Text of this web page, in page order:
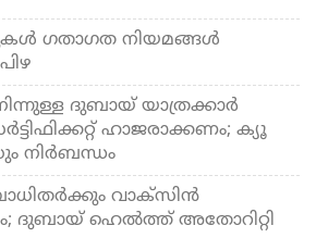
ഗതാഗത നിയമങ്ങള്‍
ദുബായ് യാത്രക്കാര്‍
ഹാജരാക്കണം; ക്യൂ
നിര്‍ബന്ധം
വാക്‌സിന്‍
ദുബായ് ഹെല്‍ത്ത് അതോറിറ്റി